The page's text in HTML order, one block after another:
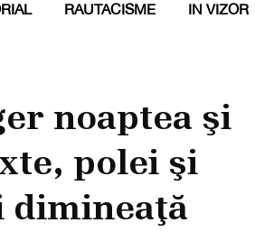
RAUTACISME IN VIZOR
noaptea şi
polei şi
dimineaţă